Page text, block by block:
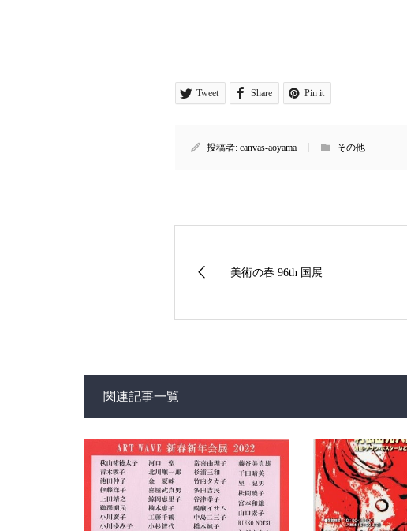
Tweet Share Pin it
投稿者: canvas-aoyama その他
美術の春 96th 国展
関連記事一覧